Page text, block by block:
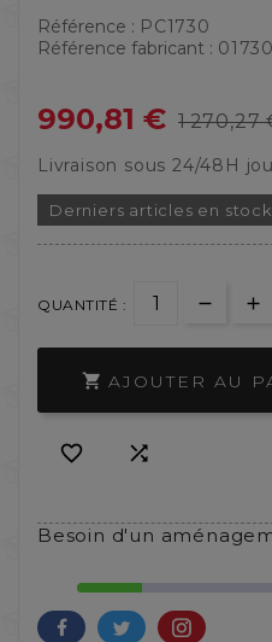
Référence : PC1730
Référence fabricant :
990,81 € 1 270,27
Livraison sous 24/48H
Derniers articles en stock
QUANTITÉ :
 AJOUTER AU
 
Besoin d'un